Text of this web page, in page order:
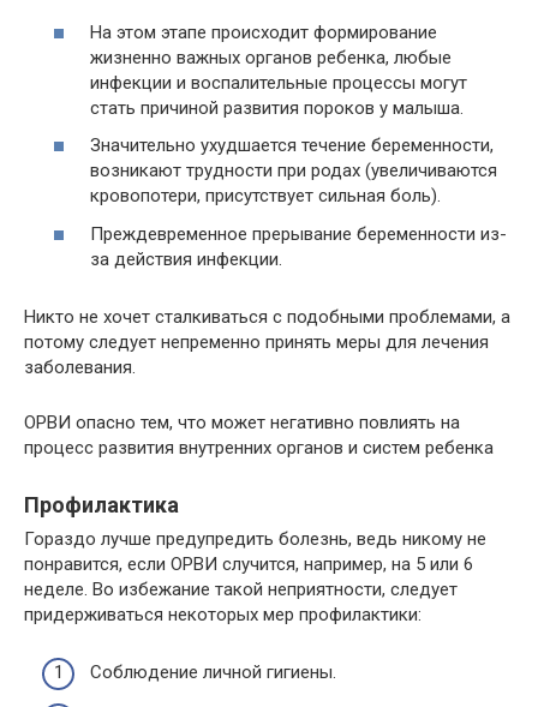
На этом этапе происходит формирование
жизненно важных органов ребенка, любые
инфекции и воспалительные процессы могут
стать причиной развития пороков у малыша.
Значительно ухудшается течение беременности,
возникают трудности при родах (увеличиваются
кровопотери, присутствует сильная боль).
Преждевременное прерывание беременности из-
за действия инфекции.
Никто не хочет сталкиваться с подобными проблемами, а
потому следует непременно принять меры для лечения
заболевания.
ОРВИ опасно тем, что может негативно повлиять на
процесс развития внутренних органов и систем ребенка
Профилактика
Гораздо лучше предупредить болезнь, ведь никому не
понравится, если ОРВИ случится, например, на 5 или 6
неделе. Во избежание такой неприятности, следует
придерживаться некоторых мер профилактики:
Соблюдение личной гигиены.